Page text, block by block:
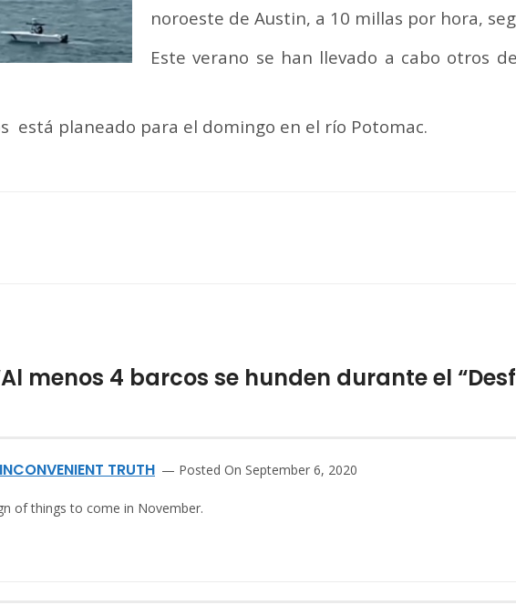
noroeste de Austin, a 10 millas por hora,
Este verano se han llevado a cabo otros
está planeado para el domingo en el río Potomac.
menos 4 barcos se hunden durante el
TRUTH Posted On September 6, 2020
of things to come in November.